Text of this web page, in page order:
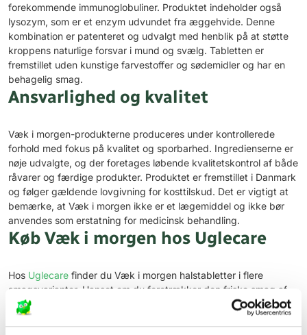
forekommende immunoglobuliner. Produktet indeholder også
lysozym, som er et enzym udvundet fra æggehvide. Denne
kombination er patenteret og udvalgt med henblik på at støtte
kroppens naturlige forsvar i mund og svælg. Tabletten er
fremstillet uden kunstige farvestoffer og sødemidler og har en
behagelig smag.
Ansvarlighed og kvalitet
Væk i morgen-produkterne produceres under kontrollerede
forhold med fokus på kvalitet og sporbarhed. Ingredienserne er
nøje udvalgte, og der foretages løbende kvalitetskontrol af både
råvarer og færdige produkter. Produktet er fremstillet i Danmark
og følger gældende lovgivning for kosttilskud. Det er vigtigt at
bemærke, at Væk i morgen ikke er et lægemiddel og ikke bør
anvendes som erstatning for medicinsk behandling.
Køb Væk i morgen hos Uglecare
Hos Uglecare finder du Væk i morgen halstabletter i flere
smagsvarianter. Uanset om du foretrækker den friske smag af
pebermynte eller den mere milde citronvariant, har vi et udvalg,
der passer til dine præferencer. Bestil nemt og hurtigt online, og